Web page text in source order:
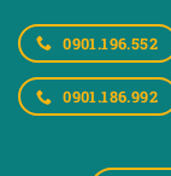
0901.196.552
0901.186.992